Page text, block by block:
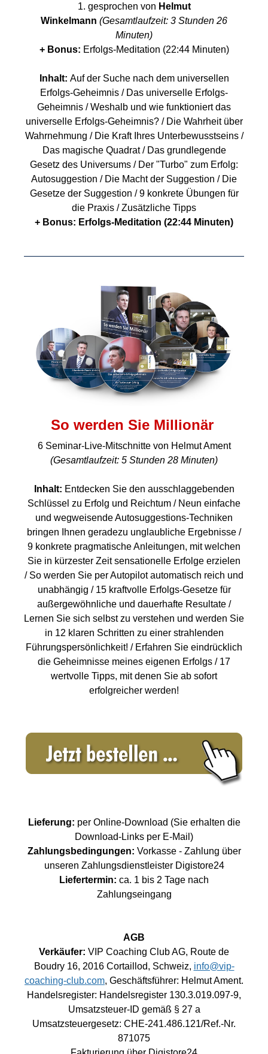
1. gesprochen von Helmut
Winkelmann (Gesamtlaufzeit: 3 Stunden 26
Minuten)
+ Bonus: Erfolgs-Meditation (22:44 Minuten)
Inhalt: Auf der Suche nach dem universellen
Erfolgs-Geheimnis / Das universelle Erfolgs-
Geheimnis / Weshalb und wie funktioniert das
universelle Erfolgs-Geheimnis? / Die Wahrheit über
Wahrnehmung / Die Kraft Ihres Unterbewusstseins /
Das magische Quadrat / Das grundlegende
Gesetz des Universums / Der "Turbo" zum Erfolg:
Autosuggestion / Die Macht der Suggestion / Die
Gesetze der Suggestion / 9 konkrete Übungen für
die Praxis / Zusätzliche Tipps
+ Bonus: Erfolgs-Meditation (22:44 Minuten)
So werden Sie Millionär
6 Seminar-Live-Mitschnitte von Helmut Ament
(Gesamtlaufzeit: 5 Stunden 28 Minuten)
Inhalt: Entdecken Sie den ausschlaggebenden
Schlüssel zu Erfolg und Reichtum / Neun einfache
und wegweisende Autosuggestions-Techniken
bringen Ihnen geradezu unglaubliche Ergebnisse /
9 konkrete pragmatische Anleitungen, mit welchen
Sie in kürzester Zeit sensationelle Erfolge erzielen
/ So werden Sie per Autopilot automatisch reich und
unabhängig / 15 kraftvolle Erfolgs-Gesetze für
außergewöhnliche und dauerhafte Resultate /
Lernen Sie sich selbst zu verstehen und werden Sie
in 12 klaren Schritten zu einer strahlenden
Führungspersönlichkeit! / Erfahren Sie eindrücklich
die Geheimnisse meines eigenen Erfolgs / 17
wertvolle Tipps, mit denen Sie ab sofort
erfolgreicher werden!
Lieferung: per Online-Download (Sie erhalten die
Download-Links per E-Mail)
Zahlungsbedingungen: Vorkasse - Zahlung über
unseren Zahlungsdienstleister Digistore24
Liefertermin: ca. 1 bis 2 Tage nach
Zahlungseingang
AGB
Verkäufer: VIP Coaching Club AG, Route de
Boudry 16, 2016 Cortaillod, Schweiz, info@vip-
coaching-club.com, Geschäftsführer: Helmut Ament.
Handelsregister: Handelsregister 130.3.019.097-9,
Umsatzsteuer-ID gemäß § 27 a
Umsatzsteuergesetz: CHE-241.486.121/Ref.-Nr.
871075